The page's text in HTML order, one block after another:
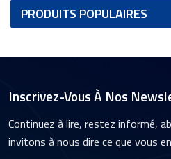
PRODUITS POPULAIRES
Inscrivez-Vous À Nos
Continuez à lire, restez informé,
invitons à nous dire ce que vous